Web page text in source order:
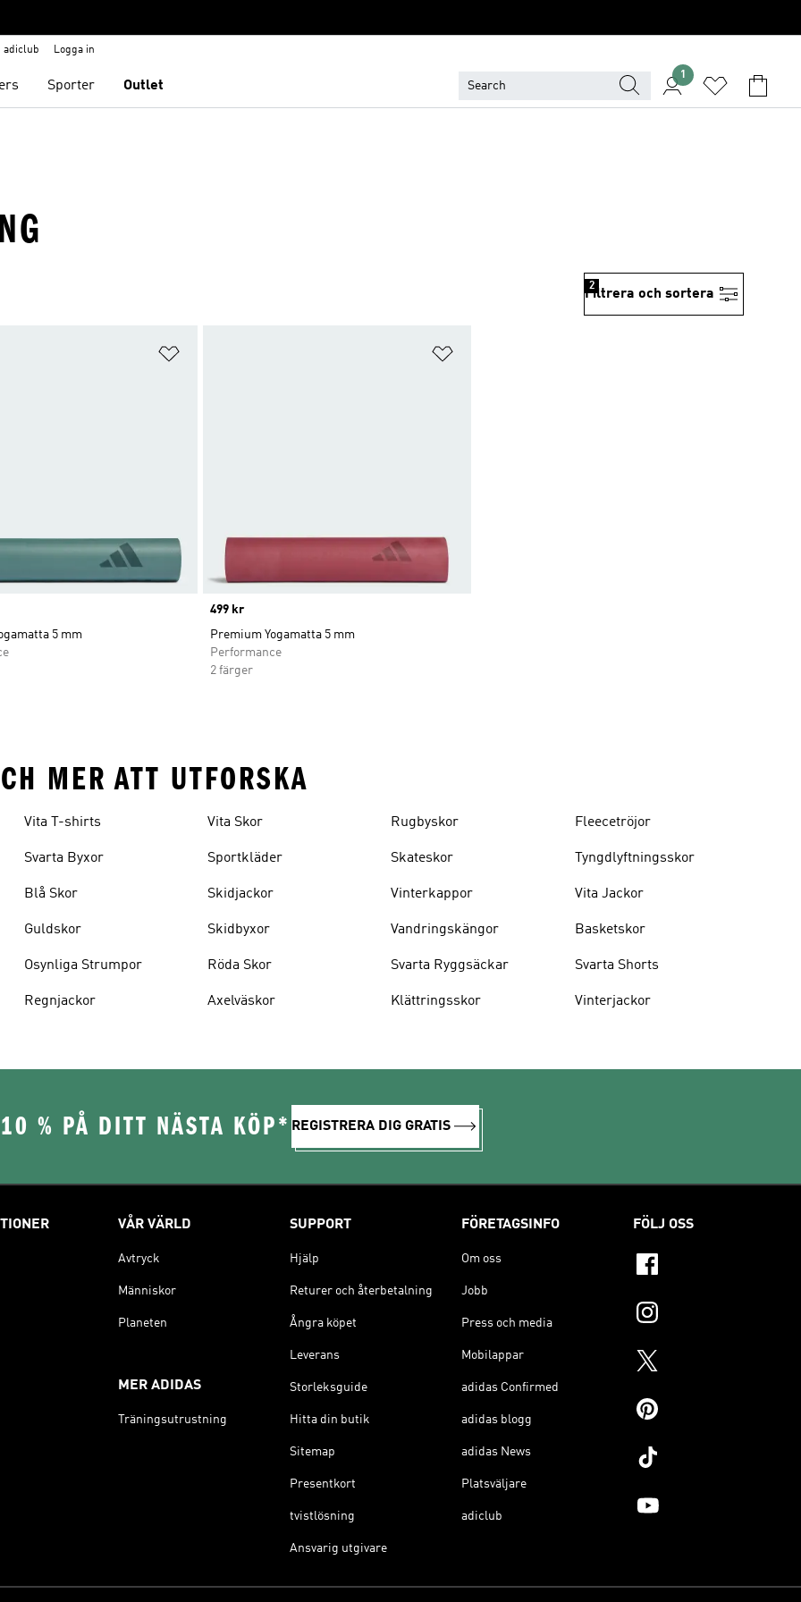
adiclub Logga in
Sporter Outlet
1
Filtrera och sortera
2
5 mm
Price
499 kr
Premium Yogamatta 5 mm
Performance
2 färger
MER ATT UTFORSKA
Vita T-shirts
Svarta Byxor
Blå Skor
Guldskor
Osynliga Strumpor
Regnjackor
Vita Skor
Sportkläder
Skidjackor
Skidbyxor
Röda Skor
Axelväskor
Rugbyskor
Skateskor
Vinterkappor
Vandringskängor
Svarta Ryggsäckar
Klättringsskor
Fleecetröjor
Tyngdlyftningsskor
Vita Jackor
Basketskor
Svarta Shorts
Vinterjackor
% PÅ DITT NÄSTA KÖP* REGISTRERA DIG GRATIS
VÅR VÄRLD
Avtryck
Människor
Planeten
MER ADIDAS
Träningsutrustning
SUPPORT
Hjälp
Returer och återbetalning
Ångra köpet
Leverans
Storleksguide
Hitta din butik
Sitemap
Presentkort
tvistlösning
Ansvarig utgivare
FÖRETAGSINFO
Om oss
Jobb
Press och media
Mobilappar
adidas Confirmed
adidas blogg
adidas News
Platsväljare
adiclub
FÖLJ OSS